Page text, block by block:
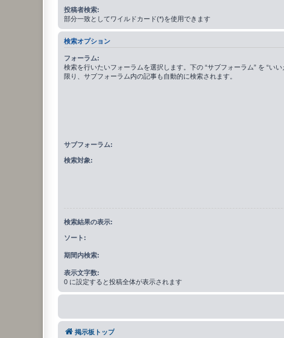
投稿者検索:
部分一致としてワイルドカード(*)を使用できます
検索オプション
フォーラム:
検索を行いたいフォーラムを選択します。下の “サブフォーラム” を “いい
限り、サブフォーラム内の記事も自動的に検索されます。
サブフォーラム:
検索対象:
検索結果の表示:
ソート:
期間内検索:
表示文字数:
0 に設定すると投稿全体が表示されます
掲示板トップ